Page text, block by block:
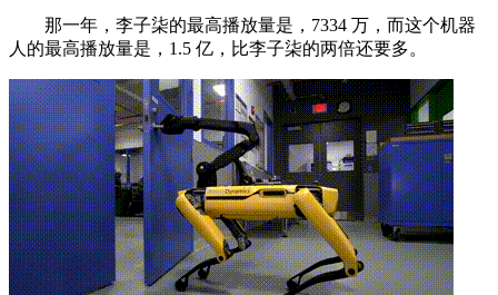
那一年，李子柒的最高播放量是，7334 万，而这个机器
人的最高播放量是，1.5 亿，比李子柒的两倍还要多。